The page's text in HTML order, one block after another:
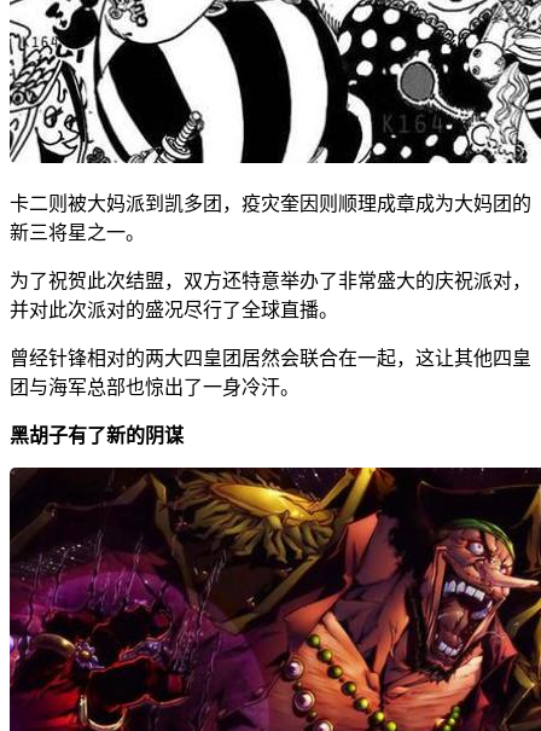
卡二则被大妈派到凯多团，疫灾奎因则顺理成章成为大妈团的
新三将星之一。
为了祝贺此次结盟，双方还特意举办了非常盛大的庆祝派对，
并对此次派对的盛况尽行了全球直播。
曾经针锋相对的两大四皇团居然会联合在一起，这让其他四皇
团与海军总部也惊出了一身冷汗。
黑胡子有了新的阴谋